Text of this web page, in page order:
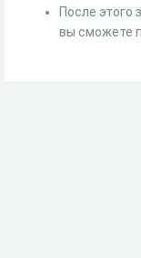
После этого
вы сможете